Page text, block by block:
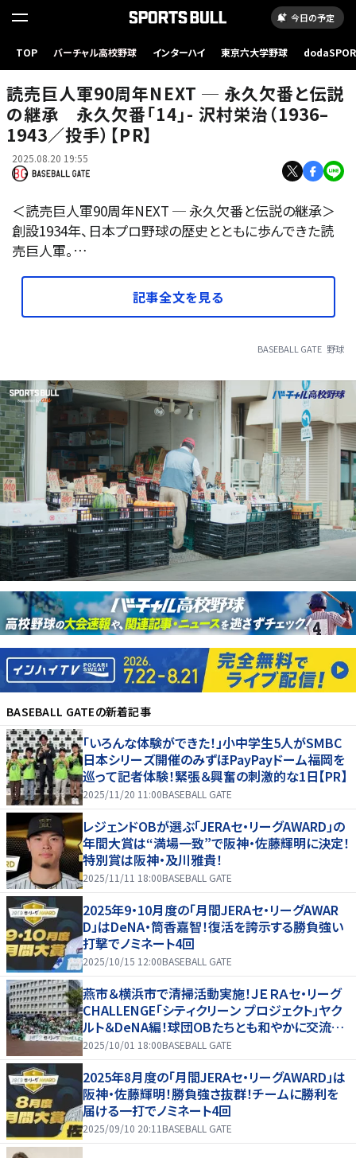
今日の予定
TOP バーチャル高校野球 インターハイ 東京六大学野球
読売巨人軍90周年NEXT ─ 永久欠番と伝説
の継承 永久欠番「14」- 沢村栄治（1936–
1943／投手）【PR】
2025.08.20 19:55
＜読売巨人軍90周年NEXT ─ 永久欠番と伝説の継承＞
創設1934年、日本プロ野球の歴史とともに歩んできた読
売巨人軍。…
記事全文を見る
BASEBALL GATE 野球
BASEBALL GATEの新着記事
「いろんな体験ができた！」小中学生5人がSMBC
日本シリーズ開催のみずほPayPayドーム福岡を
巡って記者体験！緊張＆興奮の刺激的な1日【PR】
2025/11/20 11:00BASEBALL GATE
レジェンドOBが選ぶ「JERAセ・リーグAWARD」の
年間大賞は“満場一致”で阪神・佐藤輝明に決定！
特別賞は阪神・及川雅貴！
2025/11/11 18:00BASEBALL GATE
2025年9・10月度の「月間JERAセ・リーグAWAR
D」はDeNA・筒香嘉智！復活を誇示する勝負強い
打撃でノミネート4回
2025/10/15 12:00BASEBALL GATE
燕市＆横浜市で清掃活動実施！ＪＥＲＡセ・リーグ
CHALLENGE「シティクリーン プロジェクト」ヤク
ルト＆DeNA編！球団OBたちとも和やかに交流【P
R】
2025/10/01 18:00BASEBALL GATE
2025年8月度の「月間JERAセ・リーグAWARD」は
阪神・佐藤輝明！勝負強さ抜群！チームに勝利を
届ける一打でノミネート4回
2025/09/10 20:11 BASEBALL GATE